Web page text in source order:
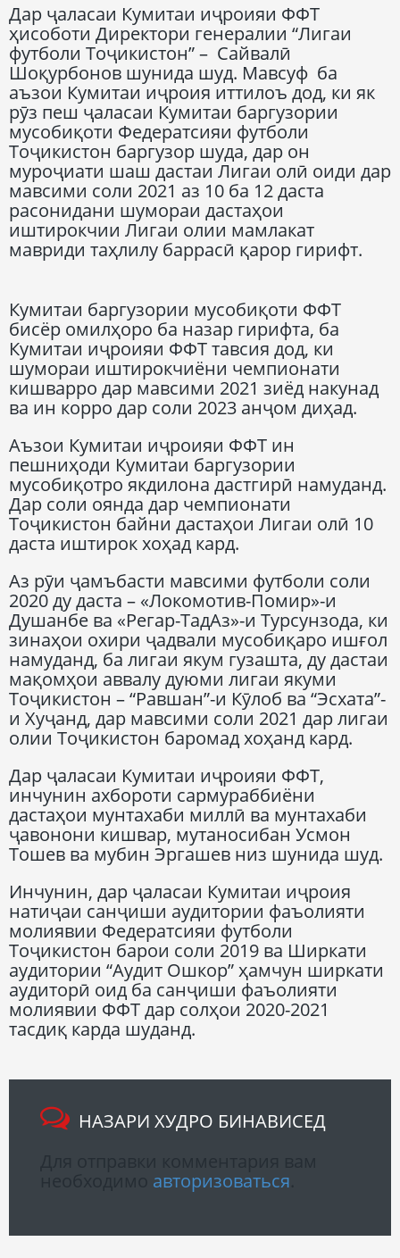
Дар ҷаласаи Кумитаи иҷроияи ФФТ
ҳисоботи Директори генералии “Лигаи
футболи Тоҷикистон” – Сайвалӣ
Шоқурбонов шунида шуд. Мавсуф ба
аъзои Кумитаи иҷроия иттилоъ дод, ки як
рӯз пеш ҷаласаи Кумитаи баргузории
мусобиқоти Федератсияи футболи
Тоҷикистон баргузор шуда, дар он
муроҷиати шаш дастаи Лигаи олӣ оиди дар
мавсими соли 2021 аз 10 ба 12 даста
расонидани шумораи дастаҳои
иштирокчии Лигаи олии мамлакат
мавриди таҳлилу баррасӣ қарор гирифт.
Кумитаи баргузории мусобиқоти ФФТ
бисёр омилҳоро ба назар гирифта, ба
Кумитаи иҷроияи ФФТ тавсия дод, ки
шумораи иштирокчиёни чемпионати
кишварро дар мавсими 2021 зиёд накунад
ва ин корро дар соли 2023 анҷом диҳад.
Аъзои Кумитаи иҷроияи ФФТ ин
пешниҳоди Кумитаи баргузории
мусобиқотро якдилона дастгирӣ намуданд.
Дар соли оянда дар чемпионати
Тоҷикистон байни дастаҳои Лигаи олӣ 10
даста иштирок хоҳад кард.
Аз рӯи ҷамъбасти мавсими футболи соли
2020 ду даста – «Локомотив-Помир»-и
Душанбе ва «Регар-ТадАз»-и Турсунзода, ки
зинаҳои охири ҷадвали мусобиқаро ишғол
намуданд, ба лигаи якум гузашта, ду дастаи
мақомҳои аввалу дуюми лигаи якуми
Тоҷикистон – “Равшан”-и Кӯлоб ва “Эсхата”-
и Хуҷанд, дар мавсими соли 2021 дар лигаи
олии Тоҷикистон баромад хоҳанд кард.
Дар ҷаласаи Кумитаи иҷроияи ФФТ,
инчунин ахбороти сармураббиёни
дастаҳои мунтахаби миллӣ ва мунтахаби
ҷавонони кишвар, мутаносибан Усмон
Тошев ва мубин Эргашев низ шунида шуд.
Инчунин, дар ҷаласаи Кумитаи иҷроия
натиҷаи санҷиши аудитории фаъолияти
молиявии Федератсияи футболи
Тоҷикистон барои соли 2019 ва Ширкати
аудитории “Аудит Ошкор” ҳамчун ширкати
аудиторӣ оид ба санҷиши фаъолияти
молиявии ФФТ дар солҳои 2020-2021
тасдиқ карда шуданд.
НАЗАРИ ХУДРО БИНАВИСЕД
авторизоваться